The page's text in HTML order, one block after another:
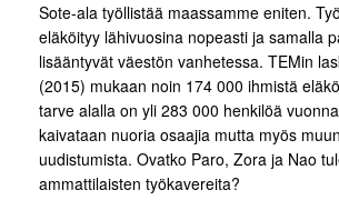
Sote-ala työllistää maassamme eniten.
eläköityy lähivuosina nopeasti ja samalla
lisääntyvät väestön vanhetessa. TEMin
(2015) mukaan noin 174 000 ihmistä
tarve alalla on yli 283 000 henkilöä
kaivataan nuoria osaajia mutta myös
uudistumista. Ovatko Paro, Zora ja Nao
ammattilaisten työkavereita?